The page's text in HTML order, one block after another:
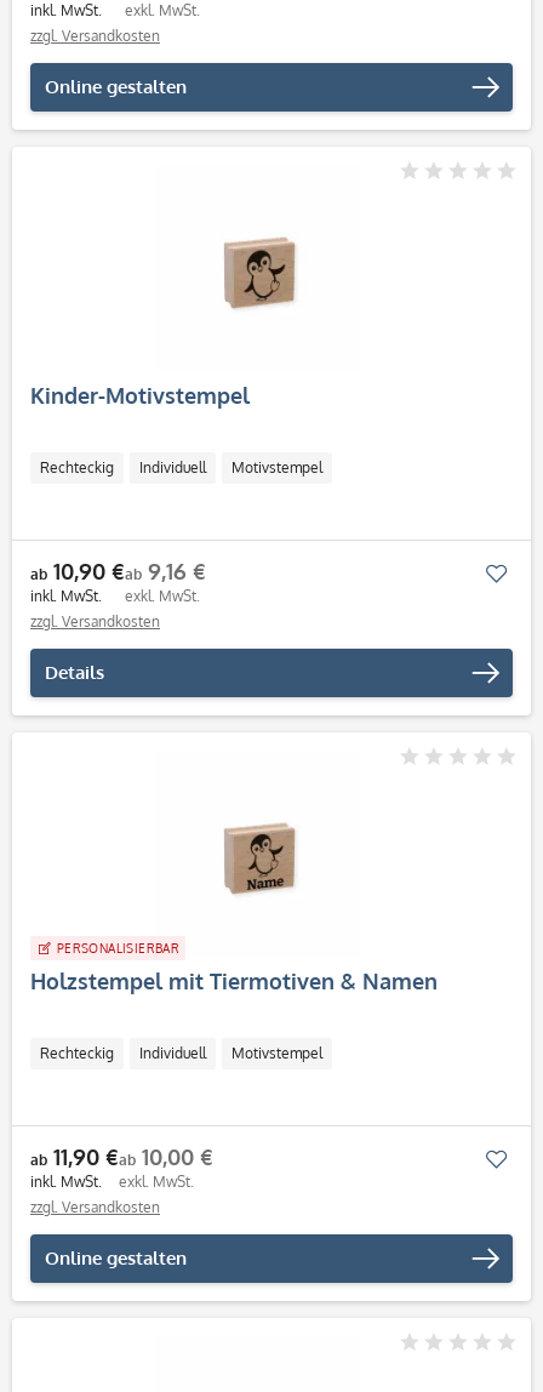
inkl. MwSt.
exkl. MwSt.
zzgl. Versandkosten
Online gestalten
Kinder-Motivstempel
Rechteckig Individuell Motivstempel
ab 10,90 €
inkl. MwSt.
ab 9,16 €
exkl. MwSt.
zzgl. Versandkosten
Details
PERSONALISIERBAR
Holzstempel mit Tiermotiven & Namen
Rechteckig Individuell Motivstempel
ab 11,90 €
inkl. MwSt.
ab 10,00 €
exkl. MwSt.
zzgl. Versandkosten
Online gestalten